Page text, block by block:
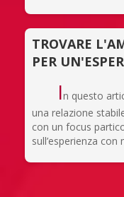
TROVARE
PER
In questo
una relazione
con un focus
sull’esperienza